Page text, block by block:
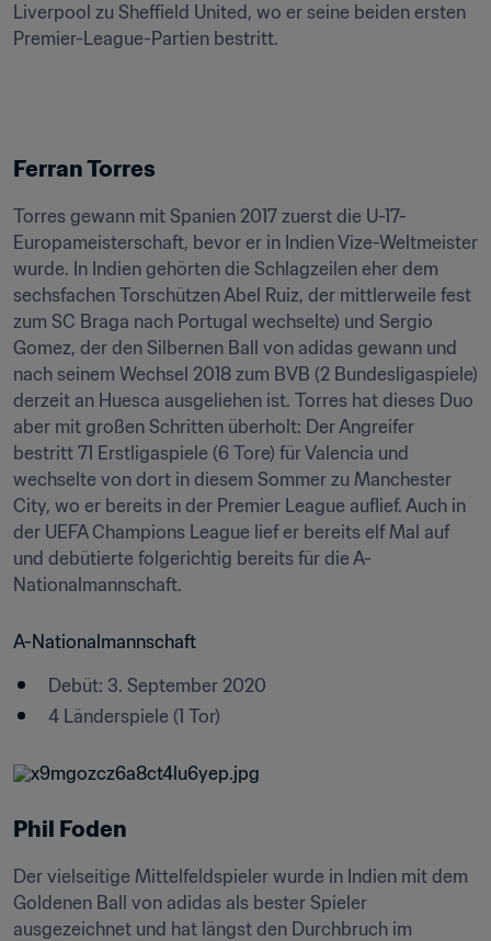
Liverpool zu Sheffield United, wo er seine beiden ersten
Premier-League-Partien bestritt.
Ferran Torres
Torres gewann mit Spanien 2017 zuerst die U-17-
Europameisterschaft, bevor er in Indien Vize-Weltmeister
wurde. In Indien gehörten die Schlagzeilen eher dem
sechsfachen Torschützen Abel Ruiz, der mittlerweile fest
zum SC Braga nach Portugal wechselte) und Sergio
Gomez, der den Silbernen Ball von adidas gewann und
nach seinem Wechsel 2018 zum BVB (2 Bundesligaspiele)
derzeit an Huesca ausgeliehen ist. Torres hat dieses Duo
aber mit großen Schritten überholt: Der Angreifer
bestritt 71 Erstligaspiele (6 Tore) für Valencia und
wechselte von dort in diesem Sommer zu Manchester
City, wo er bereits in der Premier League auflief. Auch in
der UEFA Champions League lief er bereits elf Mal auf
und debütierte folgerichtig bereits für die A-
Nationalmannschaft.
A-Nationalmannschaft
Debüt: 3. September 2020
4 Länderspiele (1 Tor)
Phil Foden
Der vielseitige Mittelfeldspieler wurde in Indien mit dem
Goldenen Ball von adidas als bester Spieler
ausgezeichnet und hat längst den Durchbruch im